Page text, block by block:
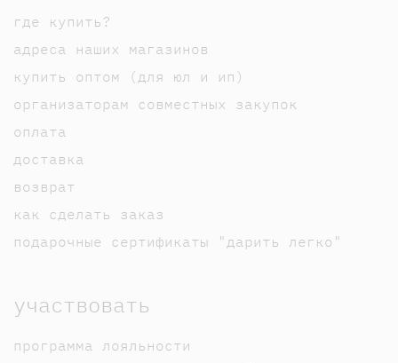
где купить?
адреса наших магазинов
купить оптом (для юл и ип)
организаторам совместных закупок
оплата
доставка
возврат
как сделать заказ
подарочные сертификаты "дарить легко"
участвовать
программа лояльности